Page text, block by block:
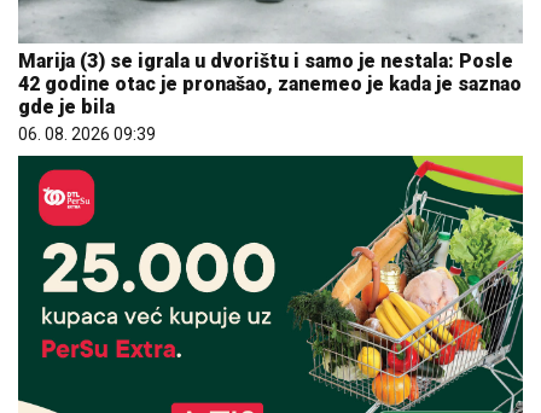
Marija (3) se igrala u dvorištu i samo je nestala: Posle
42 godine otac je pronašao, zanemeo je kada je saznao
gde je bila
06. 08. 2026 09:39